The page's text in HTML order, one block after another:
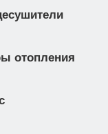
отопления